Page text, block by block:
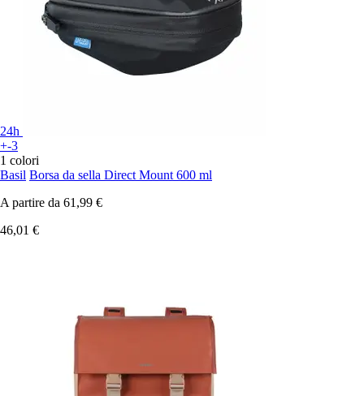
24h
+-3
1 colori
Basil Borsa da sella Direct Mount 600 ml
A partire da 61,99 €
46,01 €